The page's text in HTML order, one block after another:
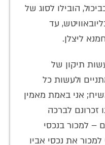
הובילו לסוג של
עד
ליצלן.
תיקון של
ולעשות כל
אני באמת מאמין
זכרונם לברכה
– למכור בנכסי
למכור את נכסי אביו